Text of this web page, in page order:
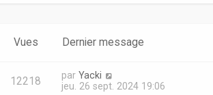
Vues Dernier message
12218 par Yacki
jeu. 26 sept. 2024 19:06